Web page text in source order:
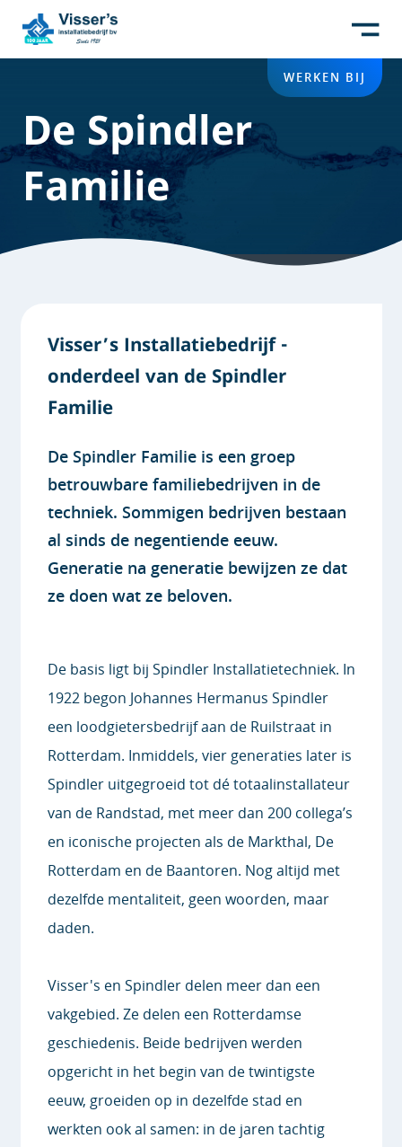
WERKEN BIJ
De Spindler
Familie
Visser’s Installatiebedrijf -
onderdeel van de Spindler
Familie
De Spindler Familie is een groep
betrouwbare familiebedrijven in de
techniek. Sommigen bedrijven bestaan
al sinds de negentiende eeuw.
Generatie na generatie bewijzen ze dat
ze doen wat ze beloven.
De basis ligt bij Spindler Installatietechniek. In
1922 begon Johannes Hermanus Spindler
een loodgietersbedrijf aan de Ruilstraat in
Rotterdam. Inmiddels, vier generaties later is
Spindler uitgegroeid tot dé totaalinstallateur
van de Randstad, met meer dan 200 collega’s
en iconische projecten als de Markthal, De
Rotterdam en de Baantoren. Nog altijd met
dezelfde mentaliteit, geen woorden, maar
daden.
Visser's en Spindler delen meer dan een
vakgebied. Ze delen een Rotterdamse
geschiedenis. Beide bedrijven werden
opgericht in het begin van de twintigste
eeuw, groeiden op in dezelfde stad en
werkten ook al samen: in de jaren tachtig